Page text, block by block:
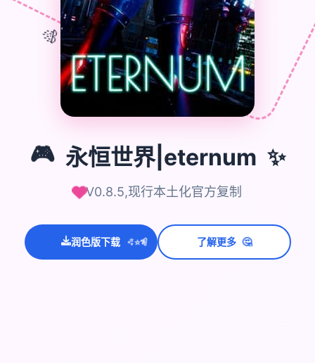
🎮
🎮 永恒世界|eternum ✨
V0.8.5,现行本土化官方复制
润色版下载 ✨⭐💫 了解更多 🤔
🎊